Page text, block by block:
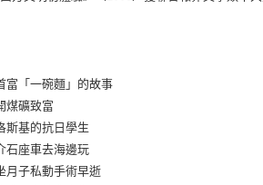
富「一碗麵」的故事
煤礦致富
斯基的抗日學生
石座車去海邊玩
月子私動手術早逝